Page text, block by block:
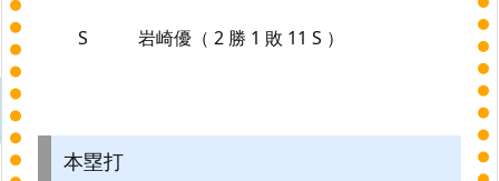
S 岩崎優（ 2 勝 1 敗 11 S ）
本塁打